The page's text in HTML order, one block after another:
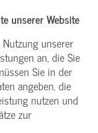
unserer Website
unserer
an, die Sie
Sie in der
angeben, die
nutzen und
zur